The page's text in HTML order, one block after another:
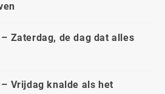
Zaterdag, de dag dat alles
Vrijdag knalde als het